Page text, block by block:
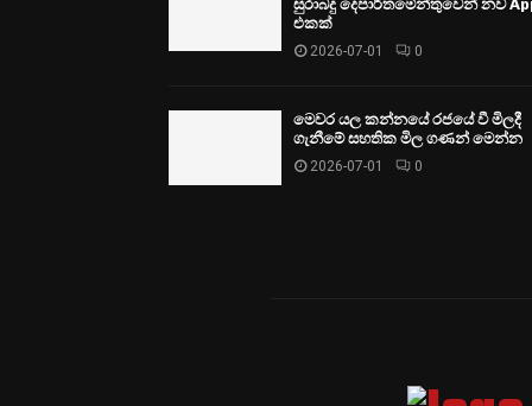
සුරාබදු දෙපාර්තමේන්තුවෙන් නව
එකක්
2026-07-01 0
මෙවර යල කන්නයේ රජයේ වී මිලදී
ගැනීමේ සහතික මිල ගණන් මෙන්න
2026-07-01 0